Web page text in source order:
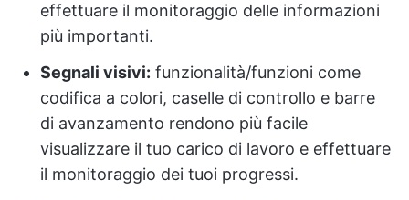
effettuare il monitoraggio delle informazioni
più importanti.
Segnali visivi: funzionalità/funzioni come
codifica a colori, caselle di controllo e barre
di avanzamento rendono più facile
visualizzare il tuo carico di lavoro e effettuare
il monitoraggio dei tuoi progressi.